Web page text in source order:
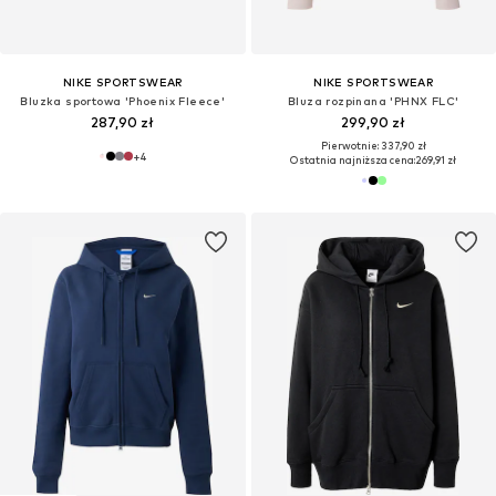
NIKE SPORTSWEAR
Bluzka sportowa 'Phoenix Fleece'
287,90 zł
+4
NIKE SPORTSWEAR
Bluza rozpinana 'PHNX FLC'
299,90 zł
Pierwotnie: 337,90 zł
Ostatnia najniższa cena:269,91 zł